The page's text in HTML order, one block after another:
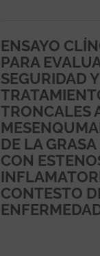
ENSAYO
PARA
SEGURIDAD
TRONCALES
DE LA
CON
CONTESTO